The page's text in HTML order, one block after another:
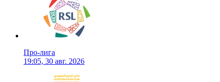
Про-лига
19:05, 30 авг. 2026